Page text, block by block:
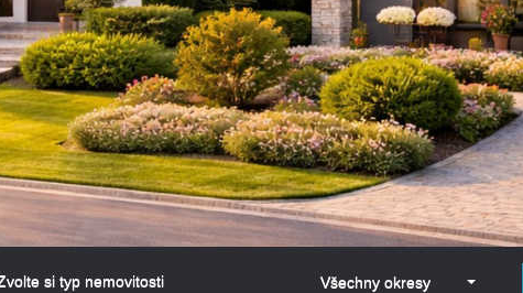
si typ nemovitosti Všechny okresy